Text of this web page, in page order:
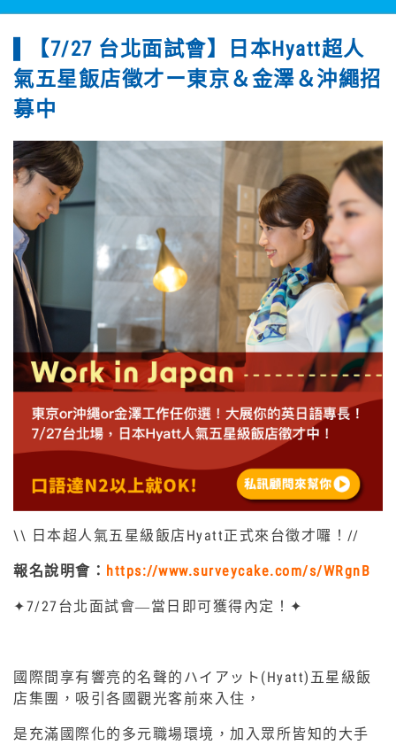
【7/27 台北面試會】日本Hyatt超人
氣五星飯店徵才ー東京＆金澤＆沖繩招
募中
\\ 日本超人氣五星級飯店Hyatt正式來台徵才囉！//
報名說明會： https://www.surveycake.com/s/WRgnB
✦7/27台北面試會―當日即可獲得內定！✦
國際間享有響亮的名聲的ハイアット(Hyatt)五星級飯
店集團，吸引各國觀光客前來入住，
是充滿國際化的多元職場環境，加入眾所皆知的大手